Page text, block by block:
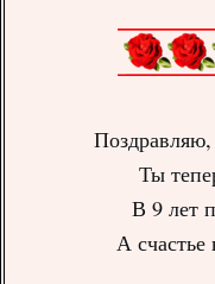
Ты
В 9 лет
А счастье